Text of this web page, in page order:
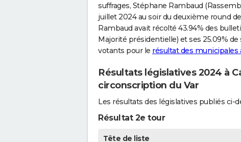
suffrages, Stéphane Rambaud
juillet 2024 au soir du deuxième round
Rambaud avait récolté 43.94% des
Majorité présidentielle) et ses 25.09%
votants pour le résultat des municipales
Résultats législatives 2024 à
circonscription du Var
Les résultats des législatives publiés ci-
Résultat 2e tour
Tête de liste